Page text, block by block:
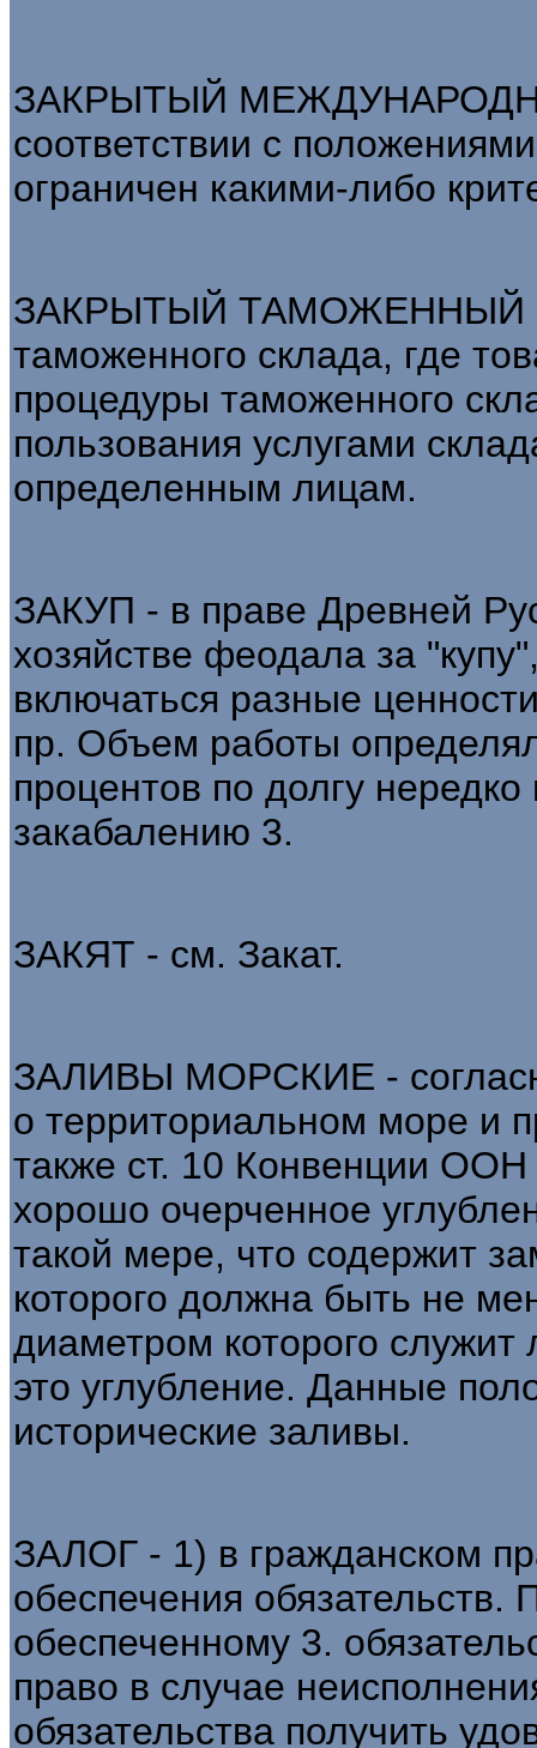
ЗАКРЫТЫЙ
соответствии с
ограничен какими-либо
ЗАКРЫТЫЙ ТАМОЖЕННЫЙ
таможенного склада, где
процедуры таможенного
пользования услугами
определенным лицам.
ЗАКУП - в праве Древней
хозяйстве феодала за
включаться разные
пр. Объем работы
процентов по долгу
закабалению 3.
ЗАКЯТ - см. Закат.
ЗАЛИВЫ МОРСКИЕ -
о территориальном море и
также ст. 10 Конвенции ООН
хорошо очерченное
такой мере, что содержит
которого должна быть не
диаметром которого
это углубление. Данные
исторические заливы.
ЗАЛОГ - 1) в гражданском
обеспечения
обеспеченному 3.
право в случае
обязательства получить